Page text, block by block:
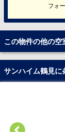
フォ
この物件の他の空
サンハイム鶴見に